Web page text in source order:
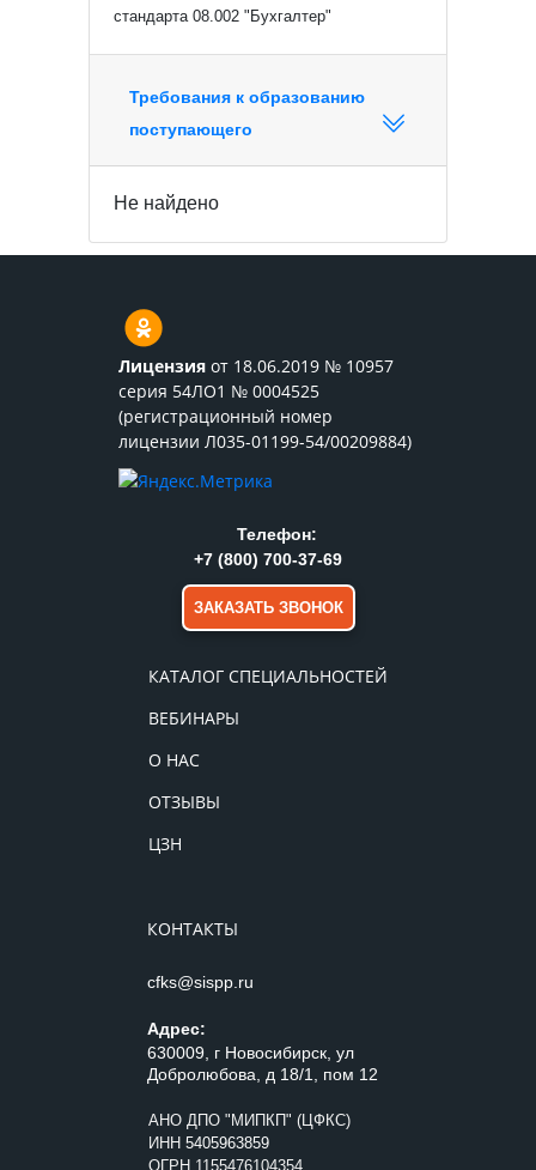
стандарта 08.002 "Бухгалтер"
Требования к образованию
поступающего
Не найдено
Лицензия от 18.06.2019 № 10957
серия 54ЛО1 № 0004525
(регистрационный номер
лицензии Л035-01199-54/00209884)
КАТАЛОГ СПЕЦИАЛЬНОСТЕЙ
ВЕБИНАРЫ
О НАС
ОТЗЫВЫ
ЦЗН
КОНТАКТЫ
cfks@sispp.ru
Адрес:
630009, г Новосибирск, ул
Добролюбова, д 18/1, пом 12
АНО ДПО "МИПКП" (ЦФКС)
ИНН 5405963859
ОГРН 1155476104354
Телефон:
+7 (800) 700-37-69
ЗАКАЗАТЬ ЗВОНОК